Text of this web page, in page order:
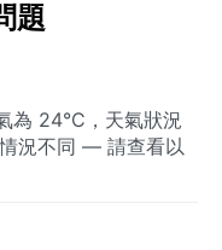
題
為 24°C，天氣狀況
況不同 — 請查看以